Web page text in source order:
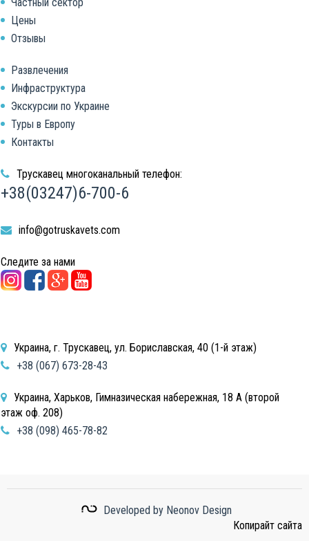
Частный сектор
Цены
Отзывы
Развлечения
Инфраструктура
Экскурсии по Украине
Туры в Европу
Контакты
Трускавец многоканальный телефон:
+38(03247)6-700-6
info@gotruskavets.com
Следите за нами
Украина, г. Трускавец, ул. Бориславская, 40 (1-й этаж)
+38 (067) 673-28-43
Украина, Харьков, Гимназическая набережная, 18 А (второй
этаж оф. 208)
+38 (098) 465-78-82
Developed by Neonov Design
Копирайт сайта